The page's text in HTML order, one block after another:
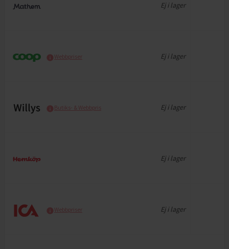
Ej i lager
Webbpriser Ej i lager
Butiks- & Webbpris Ej i lager
Ej i lager
Webbpriser Ej i lager